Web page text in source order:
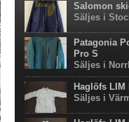
Salomon
Säljes i
Patagonia
Pro S
Säljes i
Haglöfs
Säljes i